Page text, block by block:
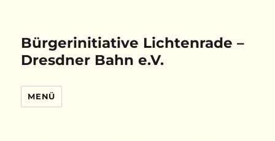
Bürgerinitiative Lichtenrade –
Dresdner Bahn e.V.
MENÜ